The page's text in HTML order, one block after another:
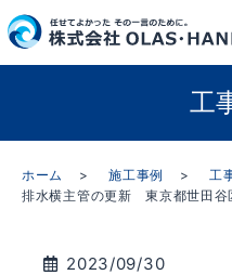
工
ホーム 施工事例
工
排水横主管の更新 東京都世田
2023/09/30